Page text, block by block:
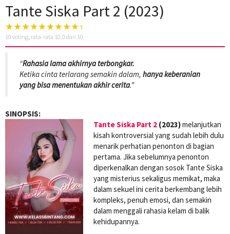
Tante Siska Part 2 (2023)
10 voting, rata-rata 10.0 dari 10
“Rahasia lama akhirnya terbongkar.
Ketika cinta terlarang semakin dalam, hanya keberanian
yang bisa menentukan akhir cerita.”
SINOPSIS:
Tante Siska Part 2 (2023)melanjutkan
kisah kontroversial yang sudah lebih dulu
menarik perhatian penonton di bagian
pertama. Jika sebelumnya penonton
diperkenalkan dengan sosok Tante Siska
yang misterius sekaligus memikat, maka
dalam sekuel ini cerita berkembang lebih
kompleks, penuh emosi, dan semakin
dalam menggali rahasia kelam di balik
kehidupannya.